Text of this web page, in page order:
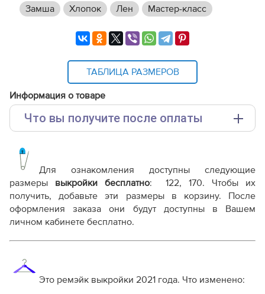
Замша
Хлопок Лен Мастер-класс
ТАБЛИЦА РАЗМЕРОВ
Информация о товаре
Что вы получите после оплаты
Выкройка PDF для печати на принтере A4 или
плоттере A0 с шириной печати 810мм в зависимости
от выбора формата
Инструкция-джинсы-с-защипами-для-девочки-
KP030921.pdf
Дополнительные файлы:
Справочник - виды швов
Терминология ВТО
Дополнение к технологии пошива
Для ознакомления доступны следующие
размеры выкройки бесплатно: 122, 170. Чтобы их
получить, добавьте эти размеры в корзину. После
оформления заказа они будут доступны в Вашем
личном кабинете бесплатно.
Это ремэйк выкройки 2021 года. Что изменено: